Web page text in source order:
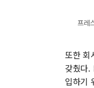
프레
또한 회
갖췄다.
입하기